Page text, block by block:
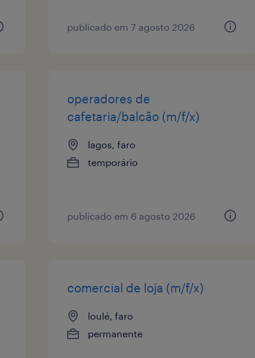
publicado em 7 agosto 2026
operadores de
cafetaria/balcão (m/f/x)
lagos, faro
temporário
publicado em 6 agosto 2026
comercial de loja (m/f/x)
loulé, faro
permanente